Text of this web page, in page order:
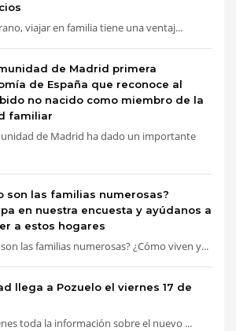
viajar en familia tiene una ventaj...
de Madrid primera
de España que reconoce al
no nacido como miembro de la
familiar
de Madrid ha dado un importante
son las familias numerosas?
en nuestra encuesta y ayúdanos a
a estos hogares
las familias numerosas? ¿Cómo viven y...
llega a Pozuelo el viernes 17 de
toda la información sobre el nuevo ...